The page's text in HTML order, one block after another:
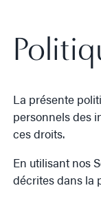
La présente
personnels des
ces droits.
En utilisant nos
décrites dans la